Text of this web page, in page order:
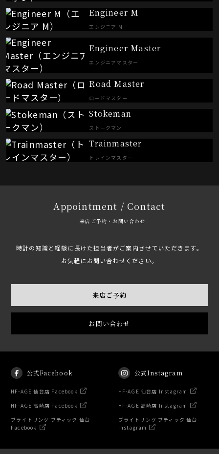
Engineer M
エンジニア M
Engineer Master
エンジニアマスター
Road Master
ロードマスター
Stokeman
ストークマン
Trainmaster
トレインマスター
Appointment / Contact
来店ご予約・お問い合わせ
時計の知識と経験に長けた担当者がご案内させていただきます。
お気軽にお問い合わせください。
来店ご予約
お問い合わせ
公式Facebook
HF-AGE 仙台店 Facebook
HF-AGE 高崎店 Facebook
ブライトリング ブティック 仙台
Facebook
公式Instagram
HF-AGE 仙台店 Instagram
HF-AGE 高崎店 Instagram
ブライトリング ブティック 仙台
Instagram